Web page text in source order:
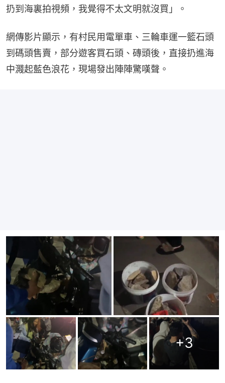
扔到海裏拍視頻，我覺得不太文明就沒買」。
網傳影片顯示，有村民用電單車、三輪車運一籃石頭
到碼頭售賣，部分遊客買石頭、磚頭後，直接扔進海
中濺起藍色浪花，現場發出陣陣驚嘆聲。
+3